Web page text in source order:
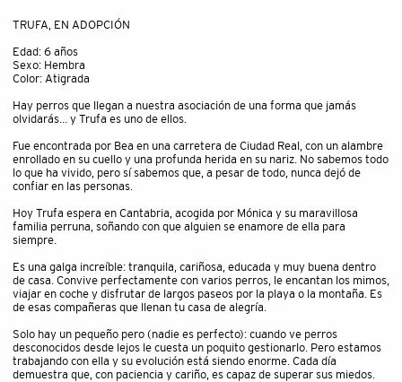
TRUFA, EN ADOPCIÓN
Edad: 6 años
Sexo: Hembra
Color: Atigrada
Hay perros que llegan a nuestra asociación de una forma que jamás
olvidarás… y Trufa es uno de ellos.
Fue encontrada por Bea en una carretera de Ciudad Real, con un alambre
enrollado en su cuello y una profunda herida en su nariz. No sabemos todo
lo que ha vivido, pero sí sabemos que, a pesar de todo, nunca dejó de
confiar en las personas.
Hoy Trufa espera en Cantabria, acogida por Mónica y su maravillosa
familia perruna, soñando con que alguien se enamore de ella para
siempre.
Es una galga increíble: tranquila, cariñosa, educada y muy buena dentro
de casa. Convive perfectamente con varios perros, le encantan los mimos,
viajar en coche y disfrutar de largos paseos por la playa o la montaña. Es
de esas compañeras que llenan tu casa de alegría.
Solo hay un pequeño pero (nadie es perfecto): cuando ve perros
desconocidos desde lejos le cuesta un poquito gestionarlo. Pero estamos
trabajando con ella y su evolución está siendo enorme. Cada día
demuestra que, con paciencia y cariño, es capaz de superar sus miedos.